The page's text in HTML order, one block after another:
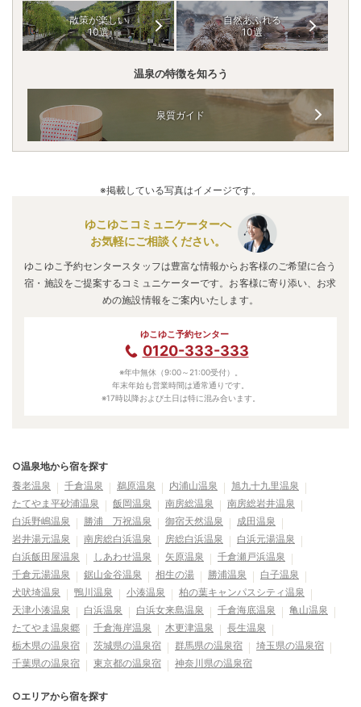
散策が楽しい
10選
自然あふれる
10選
温泉の特徴を知ろう
泉質ガイド
※掲載している写真はイメージです。
ゆこゆこコミュニケーターへ
お気軽にご相談ください。
ゆこゆこ予約センタースタッフは豊富な情報からお客様のご希望に合う
宿・施設をご提案するコミュニケーターです。お客様に寄り添い、お求
めの施設情報をご案内いたします。
ゆこゆこ予約センター
0120-333-333
※年中無休（9:00～21:00受付）。
年末年始も営業時間は通常通りです。
※17時以降および土日は特に混み合います。
○温泉地から宿を探す
養老温泉
千倉温泉 鵜原温泉 内浦山温泉
旭九十九里温泉
たてやま平砂浦温泉
飯岡温泉 南房総温泉
南房総岩井温泉
白浜野嶋温泉
勝浦 万祝温泉 御宿天然温泉
成田温泉
岩井湯元温泉
南房総白浜温泉 房総白浜温泉
白浜元湯温泉
白浜飯田屋温泉
しあわせ温泉 矢原温泉
千倉瀬戸浜温泉
千倉元湯温泉
鋸山金谷温泉 相生の湯 勝浦温泉
白子温泉
犬吠埼温泉
鴨川温泉 小湊温泉
柏の葉キャンパスシティ温泉
天津小湊温泉
白浜温泉 白浜女来島温泉 千倉海底温泉
亀山温泉
たてやま温泉郷
千倉海岸温泉 木更津温泉
長生温泉
栃木県の温泉宿
茨城県の温泉宿 群馬県の温泉宿
埼玉県の温泉宿
千葉県の温泉宿
東京都の温泉宿 神奈川県の温泉宿
○エリアから宿を探す